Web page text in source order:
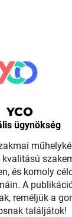
YCO
ügynökség
és komoly
A
reméljük a
találjátok!